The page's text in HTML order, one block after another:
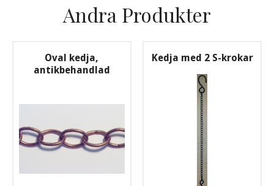
Andra Produkter
Oval kedja,
antikbehandlad
Kedja med 2 S-krokar